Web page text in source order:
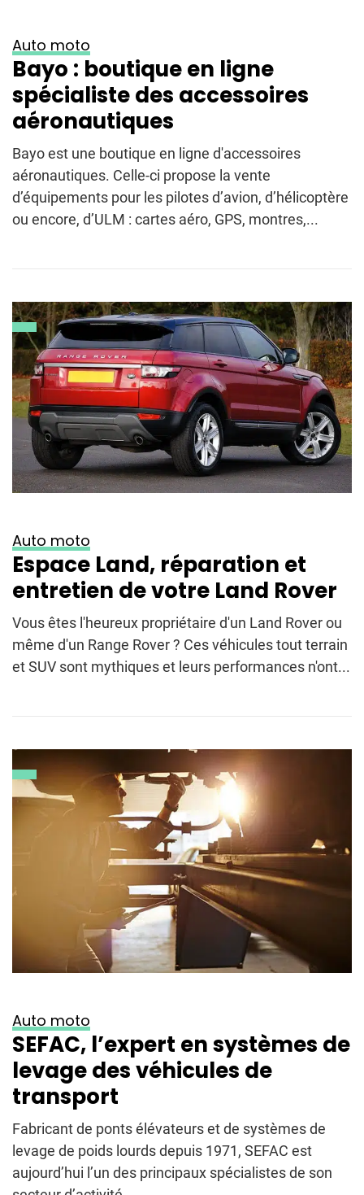
Auto moto
Bayo : boutique en ligne
spécialiste des accessoires
aéronautiques
Bayo est une boutique en ligne d'accessoires
aéronautiques. Celle-ci propose la vente
d’équipements pour les pilotes d’avion, d’hélicoptère
ou encore, d’ULM : cartes aéro, GPS, montres,...
Auto moto
Espace Land, réparation et
entretien de votre Land Rover
Vous êtes l'heureux propriétaire d'un Land Rover ou
même d'un Range Rover ? Ces véhicules tout terrain
et SUV sont mythiques et leurs performances n'ont...
Auto moto
SEFAC, l’expert en systèmes de
levage des véhicules de
transport
Fabricant de ponts élévateurs et de systèmes de
levage de poids lourds depuis 1971, SEFAC est
aujourd’hui l’un des principaux spécialistes de son